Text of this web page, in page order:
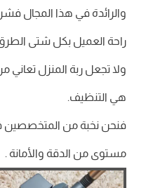
والرائدة في هذا المجال
راحة العميل بكل شتى
ولا تجعل ربة المنزل تعاني
هي التنظيف.
فنحن نخبة من المتخصصين
مستوى من الدقة والأمانة .